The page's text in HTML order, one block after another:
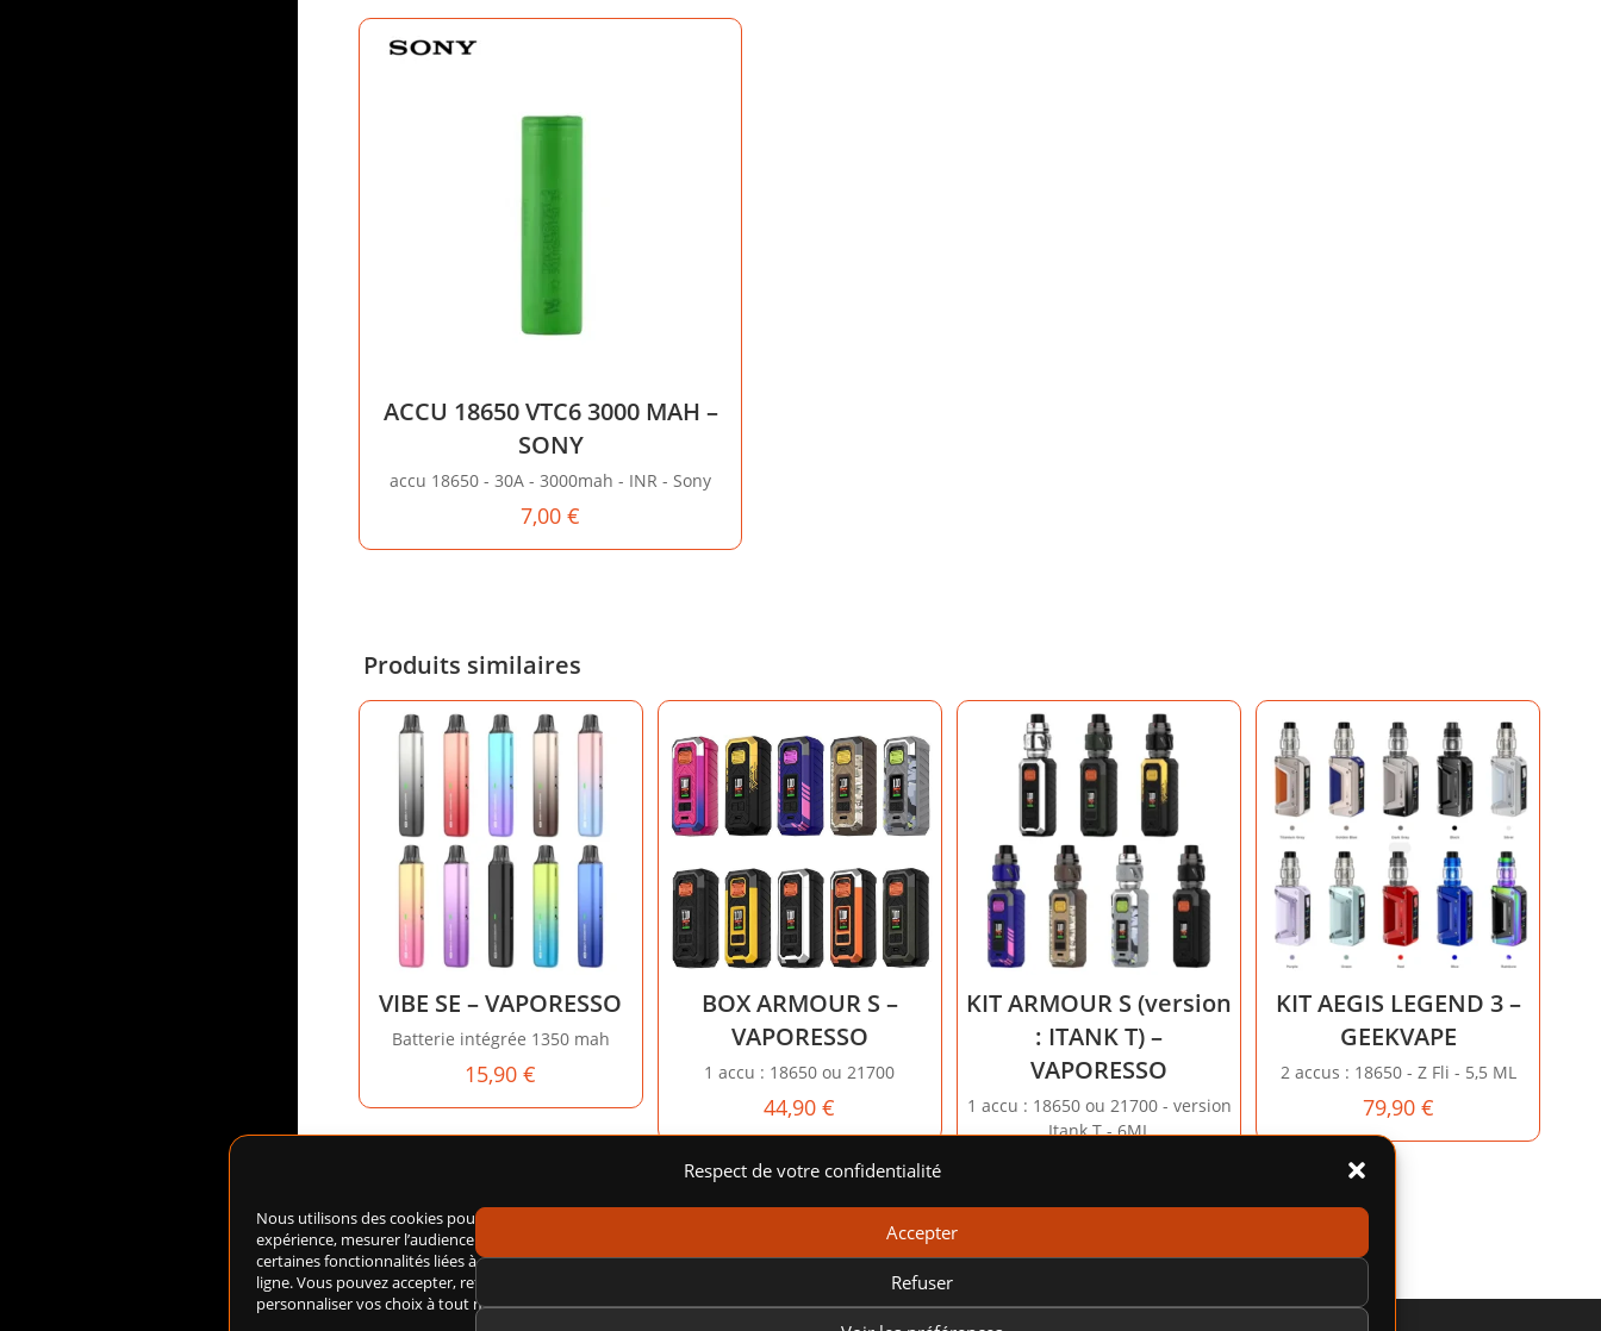
Respect de votre confidentialité
Nous utilisons des cookies pour améliorer votre
expérience, mesurer l’audience du site et proposer
certaines fonctionnalités liées à notre boutique en
ligne. Vous pouvez accepter, refuser ou
personnaliser vos choix à tout moment.
Accepter
Refuser
ACCU 18650 VTC6 3000 MAH –
SONY
accu 18650 - 30A - 3000mah - INR - Sony
7,00€
Produits similaires
VIBE SE – VAPORESSO
Batterie intégrée 1350 mah
15,90€
BOX ARMOUR S –
VAPORESSO
1 accu : 18650 ou 21700
44,90€
KIT ARMOUR S (version
: ITANK T) –
VAPORESSO
1 accu : 18650 ou 21700 - version
Itank T - 6ML
KIT AEGIS LEGEND 3 –
GEEKVAPE
2 accus : 18650 - Z Fli - 5,5 ML
79,90 €